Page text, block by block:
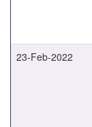
23-Feb-2022